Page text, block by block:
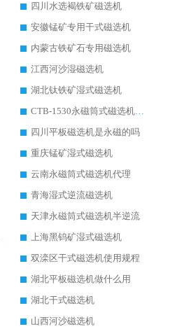
四川水选褐铁矿磁选机
安徽锰矿专用干式磁选机
内蒙古铁矿石专用磁选机
江西河沙湿磁选机
湖北钛铁矿湿式磁选机
CTB-1530永磁筒式磁选机代理商
四川平板磁选机是永磁的吗
重庆锰矿湿式磁选机
云南永磁筒式磁选机代理
青海湿式逆流磁选机
天津永磁筒式磁选机半逆流
上海黑钨矿湿式磁选机
双滦区干式磁选机使用规程
湖北平板磁选机做什么用
湖北干式磁选机
山西河沙磁选机